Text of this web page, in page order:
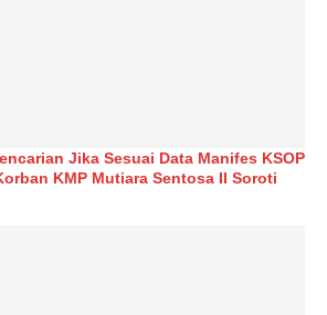
Jika Sesuai Data Manifes KSOP
KMP Mutiara Sentosa II Soroti